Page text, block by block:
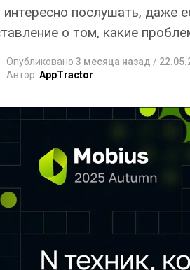
интересно послушать, даже
о том, какие
Опубликовано 3 месяца назад /
Автор: AppTractor